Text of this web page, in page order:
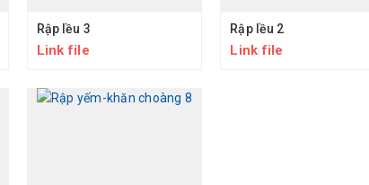
Rập lều 3
Link file
Rập lều 2
Link file